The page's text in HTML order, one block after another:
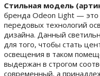
Стильная модель
бренда Odeon Light — это
передовых технологий
дизайна. Данный
для того, чтобы стать
освещения в таком
выдержан в строгом
современный, а